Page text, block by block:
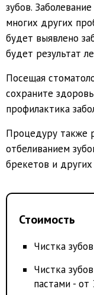
зубов.
многих других
будет выявлено
будет результат
Посещая
сохраните
профилактика
Процедуру также
отбеливанием
брекетов и других
Стоимость
Чистка
Чистка
пастами - от